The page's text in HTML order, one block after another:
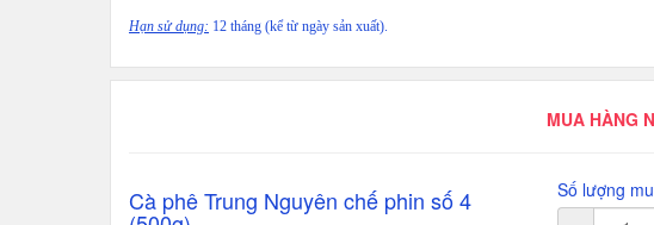
Hạn sử dụng: 12 tháng (kể từ ngày sản xuất).
MUA HÀNG
Cà phê Trung Nguyên chế phin số 4
Số lượng